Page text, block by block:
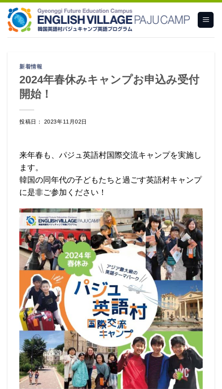
content
新着情報
2024年春休みキャンプお申込み受付
開始！
投稿日： 2023年11月02日
来年春も、パジュ英語村国際交流キャンプを実施し
ます。
韓国の同年代の子どもたちと過ごす英語村キャンプ
に是非ご参加ください！